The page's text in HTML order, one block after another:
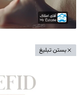
بستن تبلیغ